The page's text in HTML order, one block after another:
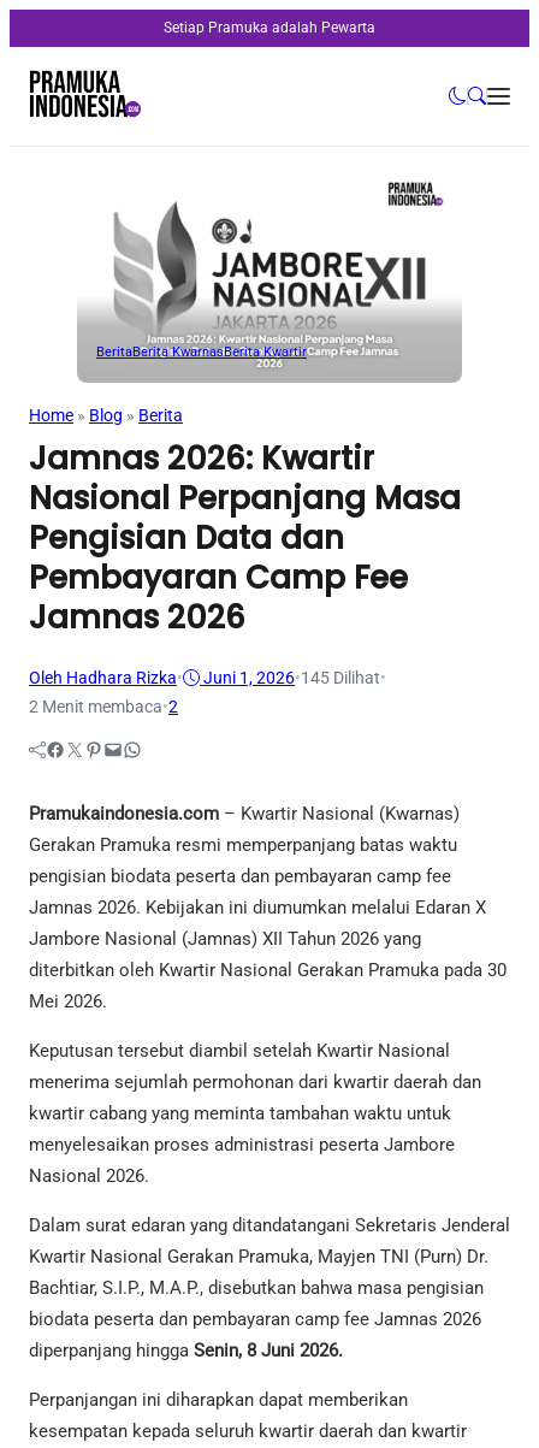
Setiap Pramuka adalah Pewarta
BeritaBerita KwarnasBerita Kwartir
Home » Blog » Berita
Jamnas 2026: Kwartir
Nasional Perpanjang Masa
Pengisian Data dan
Pembayaran Camp Fee
Jamnas 2026
Oleh Hadhara Rizka• Juni 1, 2026•145 Dilihat•
2 Menit membaca•2
Facebook Twitter Pinterest Mail WhatsApp
Pramukaindonesia.com – Kwartir Nasional (Kwarnas)
Gerakan Pramuka resmi memperpanjang batas waktu
pengisian biodata peserta dan pembayaran camp fee
Jamnas 2026. Kebijakan ini diumumkan melalui Edaran X
Jambore Nasional (Jamnas) XII Tahun 2026 yang
diterbitkan oleh Kwartir Nasional Gerakan Pramuka pada 30
Mei 2026.
Keputusan tersebut diambil setelah Kwartir Nasional
menerima sejumlah permohonan dari kwartir daerah dan
kwartir cabang yang meminta tambahan waktu untuk
menyelesaikan proses administrasi peserta Jambore
Nasional 2026.
Dalam surat edaran yang ditandatangani Sekretaris Jenderal
Kwartir Nasional Gerakan Pramuka, Mayjen TNI (Purn) Dr.
Bachtiar, S.I.P., M.A.P., disebutkan bahwa masa pengisian
biodata peserta dan pembayaran camp fee Jamnas 2026
diperpanjang hingga Senin, 8 Juni 2026.
Perpanjangan ini diharapkan dapat memberikan
kesempatan kepada seluruh kwartir daerah dan kwartir